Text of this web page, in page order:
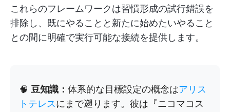
これらのフレームワークは習慣形成の試行錯誤を
排除し、既にやることと新たに始めたいやること
との間に明確で実行可能な接続を提供します。
🧠 豆知識： 体系的な目標設定の概念はアリス
トテレスにまで遡ります。彼は『ニコマコス